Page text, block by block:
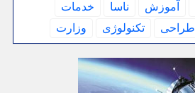
آموزش ناسا
خدمات
طراحی تكنولوژی وزارت